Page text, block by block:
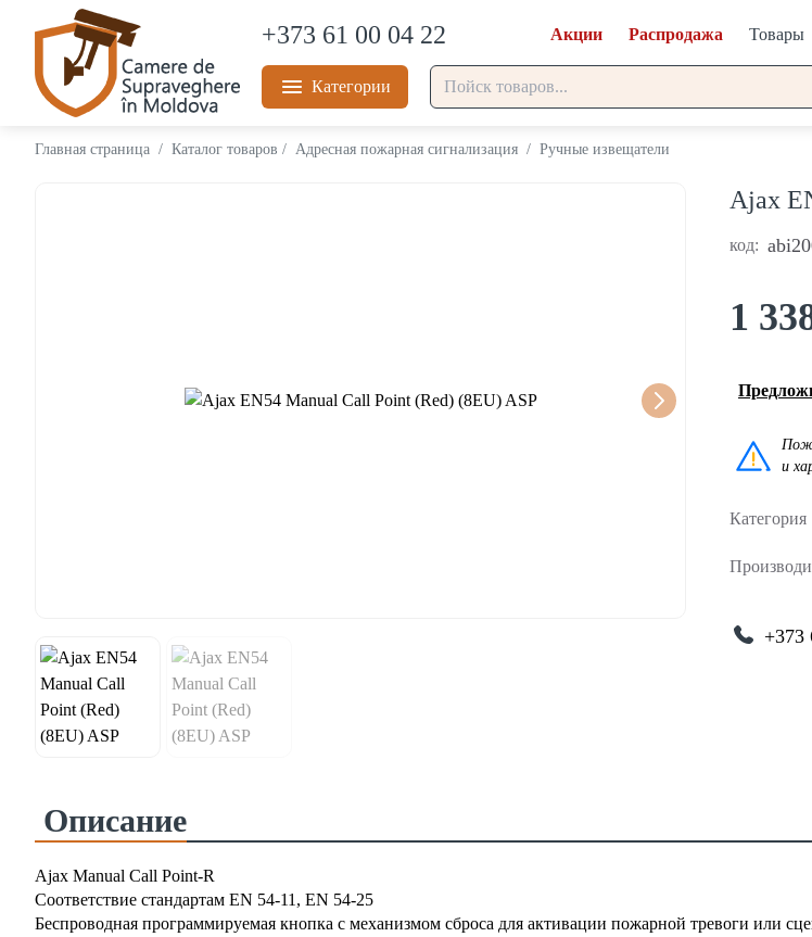
+373 61 00 04 22 Акции Распродажа Товары
Категории
Главная страница / Каталог товаров / Адресная пожарная сигнализация / Ручные извещатели
Ajax
код:
1
и
Категория
+373
Описание
Ajax Manual Call Point-R
Соответствие стандартам EN 54-11, EN 54-25
Беспроводная программируемая кнопка с механизмом сброса для активации пожарной тревоги или